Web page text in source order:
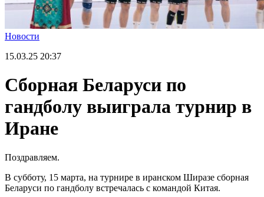
Новости
15.03.25 20:37
Сборная Беларуси по
гандболу выиграла турнир в
Иране
Поздравляем.
В субботу, 15 марта, на турнире в иранском Ширазе сборная
Беларуси по гандболу встречалась с командой Китая.